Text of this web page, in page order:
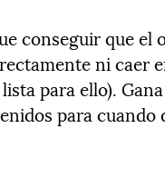
conseguir que el
ni caer
para ello).
para cuando